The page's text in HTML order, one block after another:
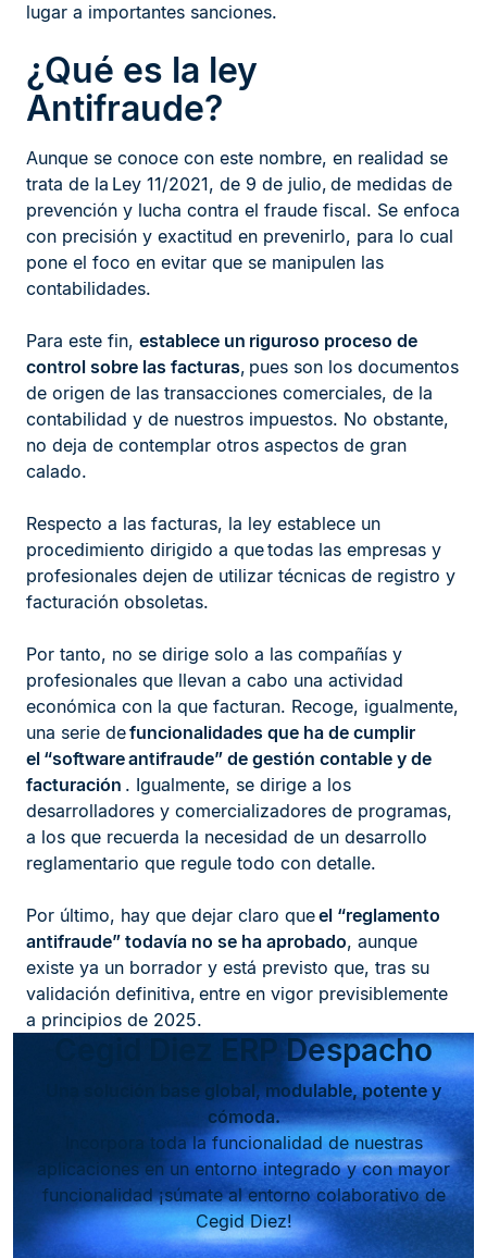
lugar a importantes sanciones.
¿Qué es la ley
Antifraude?
Aunque se conoce con este nombre, en realidad se
trata de la Ley 11/2021, de 9 de julio, de medidas de
prevención y lucha contra el fraude fiscal. Se enfoca
con precisión y exactitud en prevenirlo, para lo cual
pone el foco en evitar que se manipulen las
contabilidades.
Para este fin, establece un riguroso proceso de
control sobre las facturas, pues son los documentos
de origen de las transacciones comerciales, de la
contabilidad y de nuestros impuestos. No obstante,
no deja de contemplar otros aspectos de gran
calado.
Respecto a las facturas, la ley establece un
procedimiento dirigido a que todas las empresas y
profesionales dejen de utilizar técnicas de registro y
facturación obsoletas.
Por tanto, no se dirige solo a las compañías y
profesionales que llevan a cabo una actividad
económica con la que facturan. Recoge, igualmente,
una serie defuncionalidades que ha de cumplir
el “software antifraude” de gestión contable y de
facturación . Igualmente, se dirige a los
desarrolladores y comercializadores de programas,
a los que recuerda la necesidad de un desarrollo
reglamentario que regule todo con detalle.
Por último, hay que dejar claro queel “reglamento
antifraude” todavía no se ha aprobado, aunque
existe ya un borrador y está previsto que, tras su
validación definitiva, entre en vigor previsiblemente
a principios de 2025.
Cegid Diez ERP Despacho
Una solución base global, modulable, potente y
cómoda.
Incorpora toda la funcionalidad de nuestras
aplicaciones en un entorno integrado y con mayor
funcionalidad ¡súmate al entorno colaborativo de
Cegid Diez!